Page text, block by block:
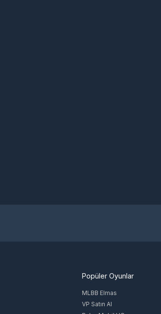
Popüler Oyunlar
MLBB Elmas
VP Satın Al